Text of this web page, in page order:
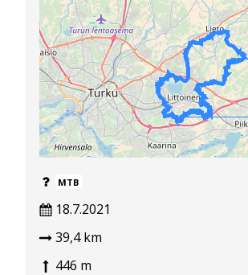
MTB
18.7.2021
39,4 km
446 m